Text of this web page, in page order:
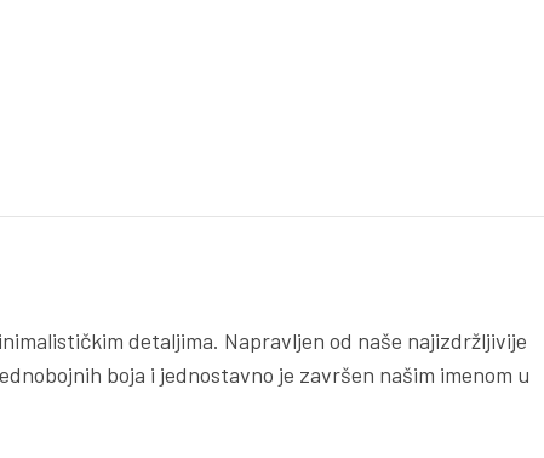
detaljima. Napravljen od naše najizdržljivije
boja i jednostavno je završen našim imenom u